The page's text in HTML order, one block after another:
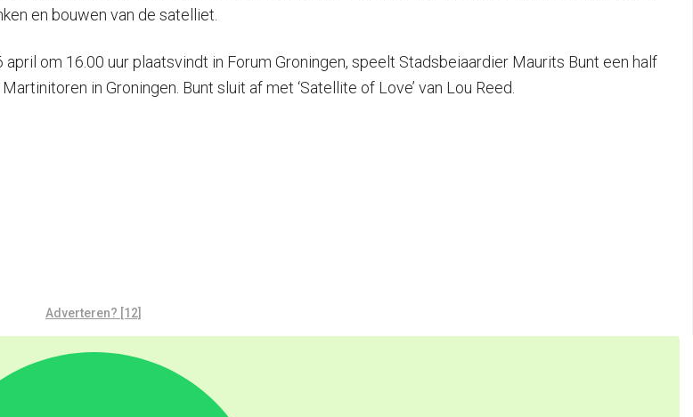
en bouwen van de satelliet.
om 16.00 uur plaatsvindt in Forum Groningen, speelt Stadsbeiaardier Maurits Bunt een half
in Groningen. Bunt sluit af met ‘Satellite of Love’ van Lou Reed.
Adverteren? [12]